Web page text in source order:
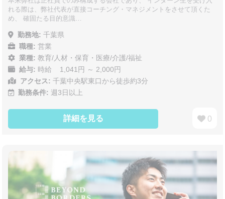
れる際は、弊社代表が直接コーチング・マネジメントをさせて頂くた
め、 確固たる目的意識…
勤務地: 千葉県
職種: 営業
業種: 教育/人材・保育・医療/介護/福祉
給与: 時給 1,041円 ～ 2,000円
アクセス: 千葉中央駅東口から徒歩約3分
勤務条件: 週3日以上
詳細を見る 0